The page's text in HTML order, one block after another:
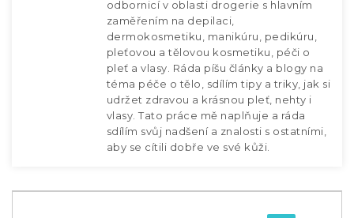
odbornicí v oblasti drogerie s hlavním
zaměřením na depilaci,
dermokosmetiku, manikúru, pedikúru,
pleťovou a tělovou kosmetiku, péči o
pleť a vlasy. Ráda píšu články a blogy na
téma péče o tělo, sdílím tipy a triky, jak si
udržet zdravou a krásnou pleť, nehty i
vlasy. Tato práce mě naplňuje a ráda
sdílím svůj nadšení a znalosti s ostatními,
aby se cítili dobře ve své kůži.